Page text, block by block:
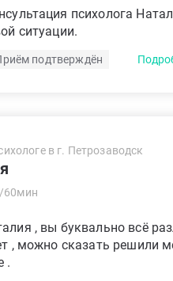
психолога
ситуации.
подтверждён
в г. Петрозаводск
60мин
, вы буквально всё
, можно сказать решили
.